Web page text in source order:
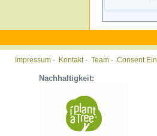
Impressum · Kontakt· Team · Consent
Nachhaltigkeit: